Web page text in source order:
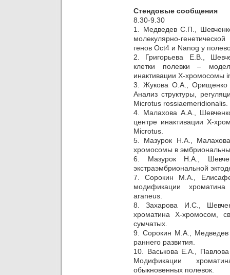
Стендовые сообщения
8.30-9.30
1. Медведев С.П.,
молекулярно-
генов Oct4 и Nanog у
2. Григорьева Е.В.,
клетки полевки –
инактивации Х-хромосомы
3. Жукова О.А., Орищенко
Анализ структуры,
Microtus rossiaemeridionalis.
4. Малахова А.А.,
центре инактивации Х-
Microtus.
5. Мазурок Н.А.,
хромосомы в
6. Мазурок Н.А.,
экстраэмбриональной
7. Сорокин М.А.,
модификации
araneus.
8. Захарова И.С.,
хроматина Х-хромосом,
сумчатых.
9. Сорокин М.А., Медведев
раннего развития.
10. Васькова Е.А.,
Модификации
обыкновенных полевок.